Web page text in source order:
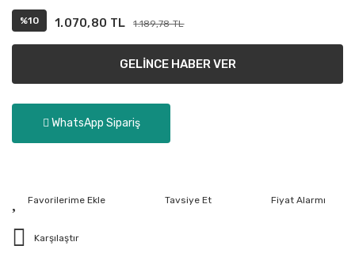
%10 1.070,80 TL 1.189,78 TL
GELİNCE HABER VER
WhatsApp Sipariş
Tavsiye Et Fiyat Alarmı
Karşılaştır